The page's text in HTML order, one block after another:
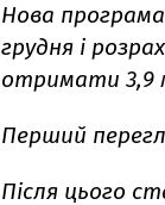
Нова
грудня і
отримати 3,9
Перший
Після цього